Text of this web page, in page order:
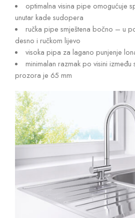
optimalna visina pipe omogućuje
unutar kade sudopera
ručka pipe smještena bočno – u
desno i ručkom lijevo
visoka pipa za lagano punjenje
minimalan razmak po visini
prozora je 65 mm